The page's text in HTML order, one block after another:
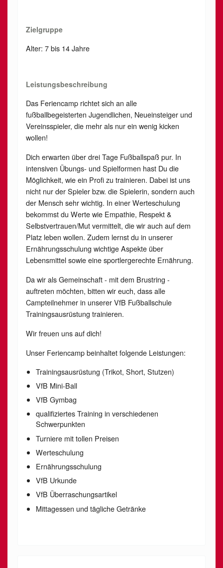
Zielgruppe
Alter: 7 bis 14 Jahre
Leistungsbeschreibung
Das Feriencamp richtet sich an alle
fußballbegeisterten Jugendlichen, Neueinsteiger und
Vereinsspieler, die mehr als nur ein wenig kicken
wollen!
Dich erwarten über drei Tage Fußballspaß pur. In
intensiven Übungs- und Spielformen hast Du die
Möglichkeit, wie ein Profi zu trainieren. Dabei ist uns
nicht nur der Spieler bzw. die Spielerin, sondern auch
der Mensch sehr wichtig. In einer Werteschulung
bekommst du Werte wie Empathie, Respekt &
Selbstvertrauen/Mut vermittelt, die wir auch auf dem
Platz leben wollen. Zudem lernst du in unserer
Ernährungsschulung wichtige Aspekte über
Lebensmittel sowie eine sportlergerechte Ernährung.
Da wir als Gemeinschaft - mit dem Brustring -
auftreten möchten, bitten wir euch, dass alle
Campteilnehmer in unserer VfB Fußballschule
Trainingsausrüstung trainieren.
Wir freuen uns auf dich!
Unser Feriencamp beinhaltet folgende Leistungen:
Trainingsausrüstung (Trikot, Short, Stutzen)
VfB Mini-Ball
VfB Gymbag
qualifiziertes Training in verschiedenen
Schwerpunkten
Turniere mit tollen Preisen
Werteschulung
Ernährungsschulung
VfB Urkunde
VfB Überraschungsartikel
Mittagessen und tägliche Getränke